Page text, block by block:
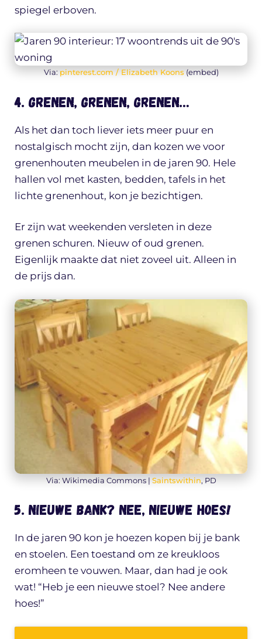
spiegel erboven.
Via: pinterest.com / Elizabeth Koons (embed)
4. Grenen, grenen, grenen…
Als het dan toch liever iets meer puur en
nostalgisch mocht zijn, dan kozen we voor
grenenhouten meubelen in de jaren 90. Hele
hallen vol met kasten, bedden, tafels in het
lichte grenenhout, kon je bezichtigen.
Er zijn wat weekenden versleten in deze
grenen schuren. Nieuw of oud grenen.
Eigenlijk maakte dat niet zoveel uit. Alleen in
de prijs dan.
Via: Wikimedia Commons | Saintswithin, PD
5. Nieuwe bank? Nee, nieuwe hoes!
In de jaren 90 kon je hoezen kopen bij je bank
en stoelen. Een toestand om ze kreukloos
eromheen te vouwen. Maar, dan had je ook
wat! “Heb je een nieuwe stoel? Nee andere
hoes!”